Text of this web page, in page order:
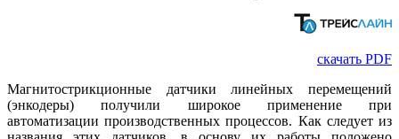
скачать PDF
Магнитострикционные датчики линейных перемещений
(энкодеры) получили широкое применение при
автоматизации производственных процессов. Как следует из